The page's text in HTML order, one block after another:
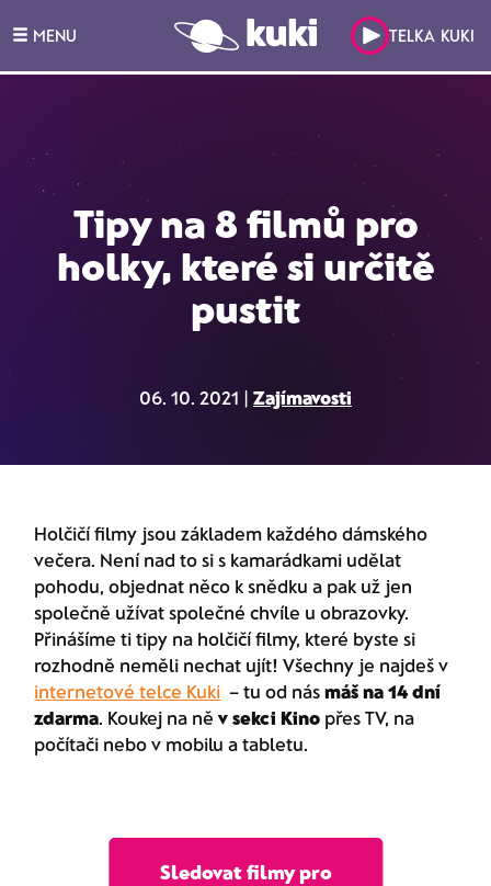
MENU TELKA KUKI
Tipy na 8 filmů pro
holky, které si určitě
pustit
06. 10. 2021 | Zajímavosti
Holčičí filmy jsou základem každého dámského
večera. Není nad to si s kamarádkami udělat
pohodu, objednat něco k snědku a pak už jen
společně užívat společné chvíle u obrazovky.
Přinášíme ti tipy na holčičí filmy, které byste si
rozhodně neměli nechat ujít! Všechny je najdeš v
internetové telce Kuki – tu od násmáš na 14 dní
zdarma. Koukej na něv sekci Kino přes TV, na
počítači nebo v mobilu a tabletu.
Sledovat filmy pro